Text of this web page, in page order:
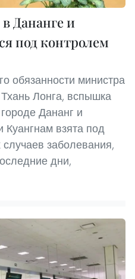
Дананге и
под контролем
обязанности министра
Лонга, вспышка
Дананг и
взята под
заболевания,
дни,